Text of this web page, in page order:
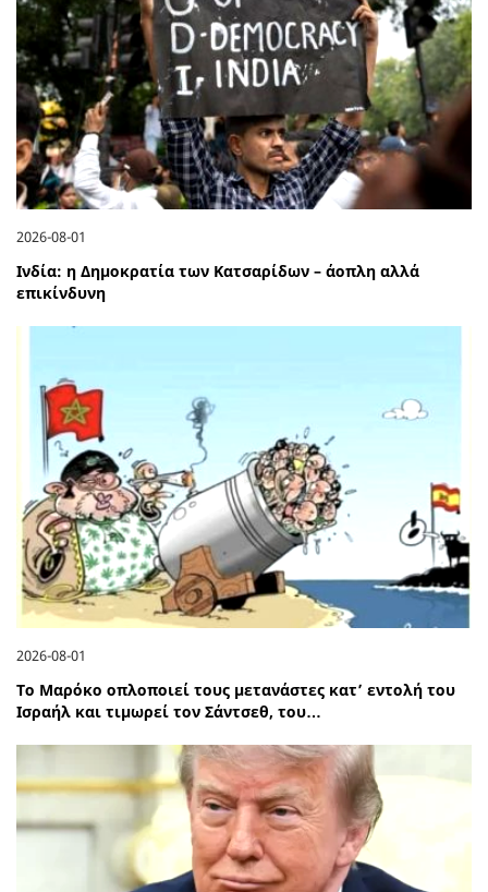
2026-08-01
Ινδία: η Δημοκρατία των Κατσαρίδων – άοπλη αλλά
επικίνδυνη
2026-08-01
Το Μαρόκο οπλοποιεί τους μετανάστες κατ’ εντολή του
Ισραήλ και τιμωρεί τον Σάντσεθ, του…